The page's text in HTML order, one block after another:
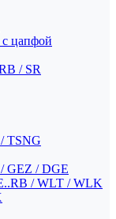
цапфой
/ SR
TSNG
GEZ / DGE
/ WLT / WLK